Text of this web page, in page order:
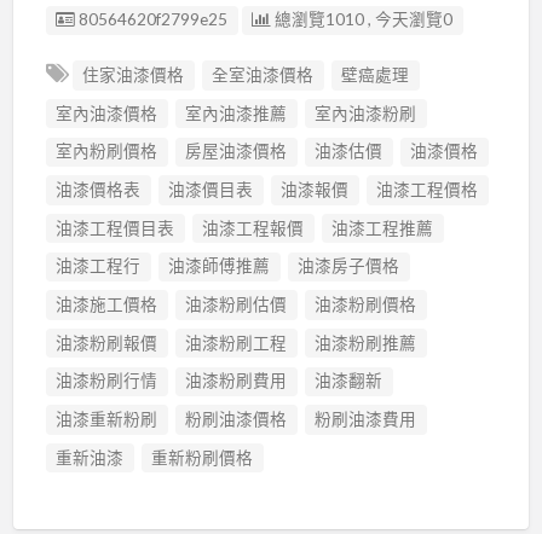
廣告编號
80564620f2799e25 總瀏覽1010 , 今天瀏覽0
住家油漆價格 全室油漆價格
壁癌處理
室內油漆價格
室內油漆推薦
室內油漆粉刷
室內粉刷價格
房屋油漆價格 油漆估價
油漆價格
油漆價格表
油漆價目表 油漆報價
油漆工程價格
油漆工程價目表
油漆工程報價
油漆工程推薦
油漆工程行
油漆師傅推薦
油漆房子價格
油漆施工價格
油漆粉刷估價
油漆粉刷價格
油漆粉刷報價
油漆粉刷工程
油漆粉刷推薦
油漆粉刷行情
油漆粉刷費用
油漆翻新
油漆重新粉刷
粉刷油漆價格
粉刷油漆費用
重新油漆
重新粉刷價格